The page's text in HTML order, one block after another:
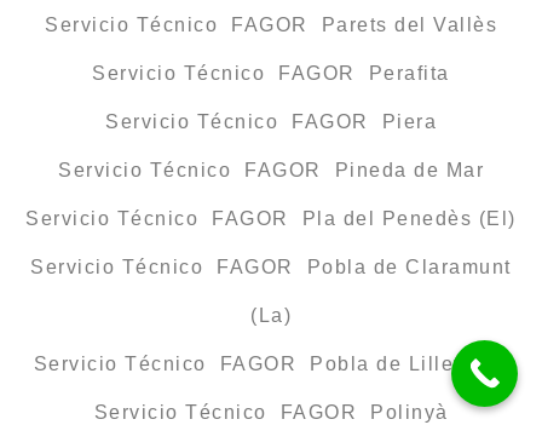
Servicio Técnico FAGOR Parets del Vallès
Servicio Técnico FAGOR Perafita
Servicio Técnico FAGOR Piera
Servicio Técnico FAGOR Pineda de Mar
Servicio Técnico FAGOR Pla del Penedès (El)
Servicio Técnico FAGOR Pobla de Claramunt
(La)
Servicio Técnico FAGOR Pobla de Lillet (La)
Servicio Técnico FAGOR Polinyà